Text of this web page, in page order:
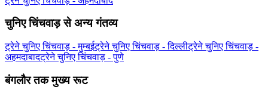
चुनिए चिंचवाड़ से अन्य गंतव्य
ट्रेने चुनिए चिंचवाड़ - मुम्बईट्रेने चुनिए चिंचवाड़ - दिल्लीट्रेने चुनिए चिंचवाड़ -
अहमदाबादट्रेने चुनिए चिंचवाड़ - पुणे
बंगलौर तक मुख्य रूट